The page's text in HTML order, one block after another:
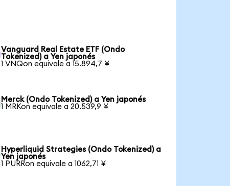
Vanguard Real Estate ETF (Ondo
Tokenized) a Yen japonés
1 VNQon equivale a 15.894,7 ¥
Merck (Ondo Tokenized) a Yen japonés
1 MRKon equivale a 20.539,9 ¥
Hyperliquid Strategies (Ondo Tokenized) a
Yen japonés
1 PURRon equivale a 1062,71 ¥